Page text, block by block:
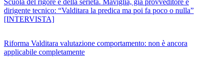
dirigente tecnico: “Valditara la predica ma poi fa poco o nulla”
[INTERVISTA]
Riforma Valditara valutazione comportamento: non è ancora
applicabile completamente